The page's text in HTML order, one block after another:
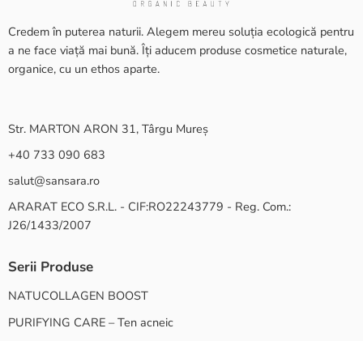
Credem în puterea naturii. Alegem mereu soluția ecologică pentru
a ne face viață mai bună. Îți aducem produse cosmetice naturale,
organice, cu un ethos aparte.
Str. MARTON ARON 31, Târgu Mureș
+40 733 090 683
salut@sansara.ro
ARARAT ECO S.R.L. - CIF:RO22243779 - Reg. Com.:
J26/1433/2007
Serii Produse
NATUCOLLAGEN BOOST
PURIFYING CARE – Ten acneic